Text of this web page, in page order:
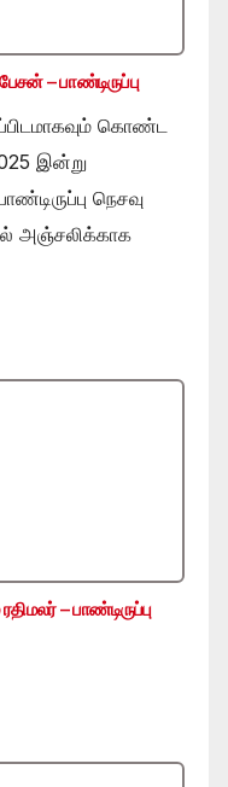
– பாண்டிருப்பு
கொண்ட
இன்று
நெசவு
அஞ்சலிக்காக
– பாண்டிருப்பு